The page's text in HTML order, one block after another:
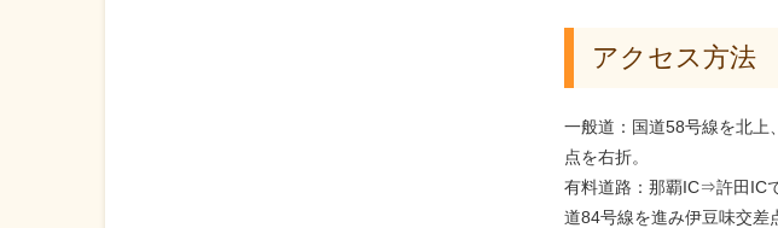
アクセス方法
一般道：国道58号線を北上
点を右折。
有料道路：那覇IC⇒許田IC
道84号線を進み伊豆味交差